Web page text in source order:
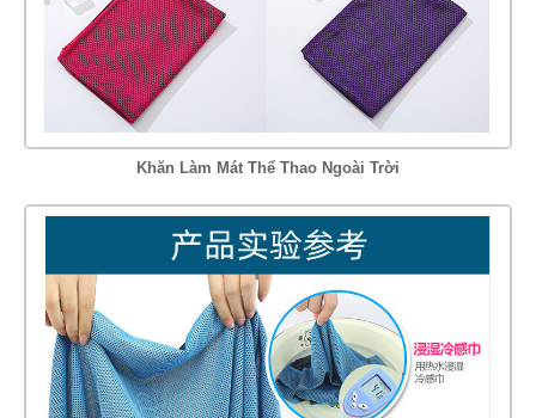
Khăn Làm Mát Thể Thao Ngoài Trời